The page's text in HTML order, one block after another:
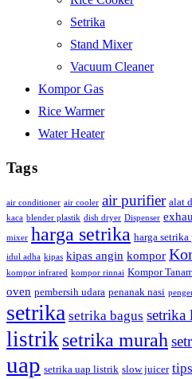
Setrika
Stand Mixer
Vacuum Cleaner
Kompor Gas
Rice Warmer
Water Heater
Tags
air conditioner air cooler air purifier alat
kaca blender plastik dish dryer Dispenser
mixer harga setrika harga
idul adha kipas kipas angin kompor
kompor infrared kompor rinnai Kompor
oven pembersih udara penanak nasi
setrika setrika bagus setrika
listriksetrika murah
uap setrika uap listrik slow juicer